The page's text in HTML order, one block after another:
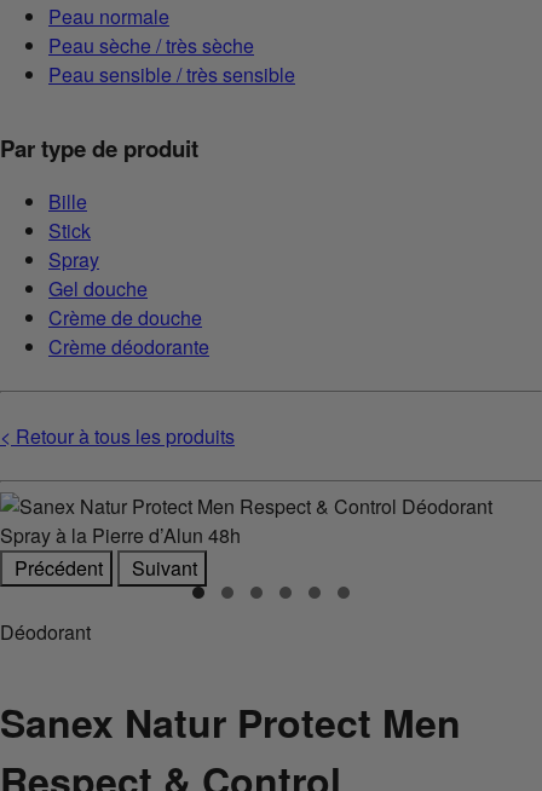
Peau normale
Peau sèche / très sèche
Peau sensible / très sensible
Par type de produit
Bille
Stick
Spray
Gel douche
Crème de douche
Crème déodorante
< Retour à tous les produits
Précédent Suivant
Déodorant
Sanex Natur Protect Men
Respect & Control